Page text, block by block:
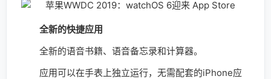
全新的快捷应用
全新的语音书籍、语音备忘录和计算器。
应用可以在手表上独立运行，无需配套的iPhone应